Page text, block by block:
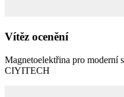
Vítěz ocenění
Magnetoelektřina pro moderní
CIYITECH